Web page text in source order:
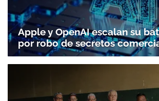
Apple y OpenAI escalan su
por robo de secretos